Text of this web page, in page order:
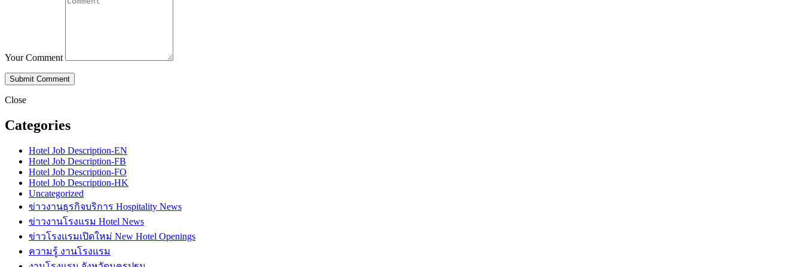
Your Comment
Close
Categories
Hotel Job Description-EN
Hotel Job Description-FB
Hotel Job Description-FO
Hotel Job Description-HK
Uncategorized
ข่าวงานธุรกิจบริการ Hospitality News
ข่าวงานโรงแรม Hotel News
ข่าวโรงแรมเปิดใหม่ New Hotel Openings
ความรู้ งานโรงแรม